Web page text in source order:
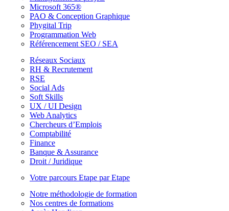
Microsoft 365®
PAO & Conception Graphique
Phygital Trip
Programmation Web
Référencement SEO / SEA
Réseaux Sociaux
RH & Recrutement
RSE
Social Ads
Soft Skills
UX / UI Design
Web Analytics
Chercheurs d’Emplois
Comptabilité
Finance
Banque & Assurance
Droit / Juridique
Votre parcours Etape par Etape
Notre méthodologie de formation
Nos centres de formations